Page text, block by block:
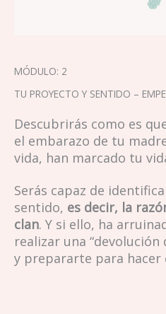
MÓDULO: 2
TU PROYECTO Y SENTIDO –
Descubrirás como es
el embarazo de tu
vida, han marcado tu
Serás capaz de
sentido, es decir, la
clan. Y si ello, ha
realizar una
y prepararte para hacer